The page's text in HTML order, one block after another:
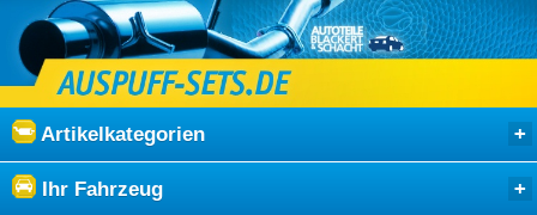
Artikelkategorien
Ihr Fahrzeug